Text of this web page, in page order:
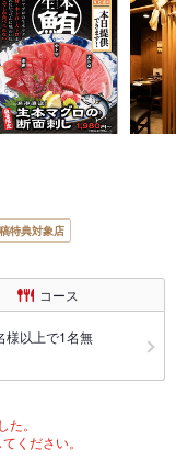
特典対象店
コース
様以上で1名無
。
ください。